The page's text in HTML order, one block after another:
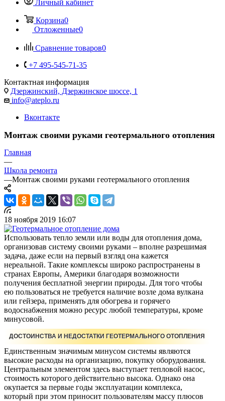
Личный кабинет
Корзина0
Отложенные0
Сравнение товаров0
+7 495-545-71-35
Контактная информация
Дзержинский, Дзержинское шоссе, 1
info@ateplo.ru
Вконтакте
Монтаж своими руками геотермального отопления
Главная
—
Школа ремонта
—Монтаж своими руками геотермального отопления
18 ноября 2019 16:07
Использовать тепло земли или воды для отопления дома,
организовав систему своими руками – вполне разрешимая
задача, даже если на первый взгляд она кажется
нереальной. Такие комплексы широко распространены в
странах Европы, Америки благодаря возможности
получения бесплатной энергии природы. Для того чтобы
ею пользоваться не требуется наличие возле дома вулкана
или гейзера, применять для обогрева и горячего
водоснабжения можно ресурс любой температуры, кроме
минусовой.
ДОСТОИНСТВА И НЕДОСТАТКИ ГЕОТЕРМАЛЬНОГО ОТОПЛЕНИЯ
Единственным значимым минусом системы являются
высокие расходы на организацию, покупку оборудования.
Центральным элементом здесь выступает тепловой насос,
стоимость которого действительно высока. Однако она
окупается за первые годы эксплуатации комплекса,
который при этом приносит пользователям массу плюсов